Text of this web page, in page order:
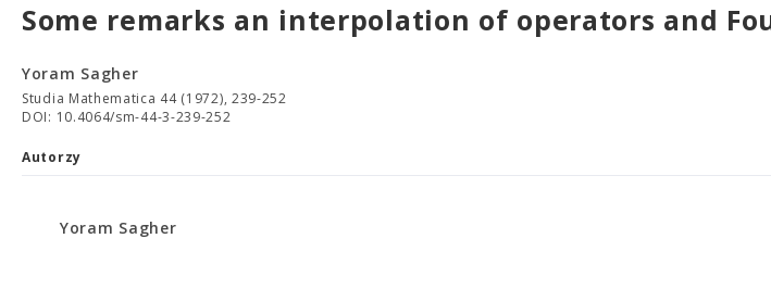
Some remarks an interpolation of operators and
Yoram Sagher
Studia Mathematica 44 (1972), 239-252
DOI: 10.4064/sm-44-3-239-252
Autorzy
Yoram Sagher